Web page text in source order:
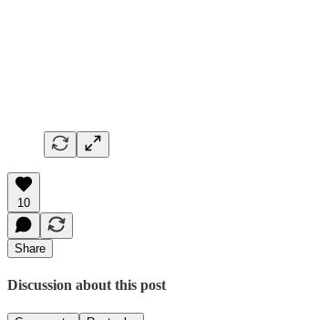
10
Share
Discussion about this post